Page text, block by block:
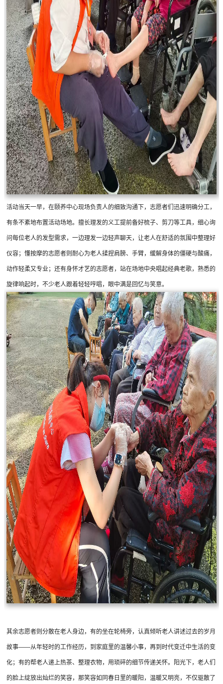
活动当天一早，在颐养中心现场负责人的细致沟通下，志愿者们迅速明确分工，
有条不紊地布置活动场地。擅长理发的义工提前备好梳子、剪刀等工具，细心询
问每位老人的发型需求，一边理发一边轻声聊天，让老人在舒适的氛围中整理好
仪容；懂按摩的志愿者则耐心为老人揉捏肩膀、手臂，缓解身体的僵硬与酸痛，
动作轻柔又专业；还有身怀才艺的志愿者，站在场地中央唱起经典老歌，熟悉的
旋律响起时，不少老人跟着轻轻哼唱，眼中满是回忆与笑意。
其余志愿者则分散在老人身边，有的坐在轮椅旁，认真倾听老人讲述过去的岁月
故事——从年轻时的工作经历，到家庭里的温馨小事，再到时代变迁中生活的变
化；有的帮老人递上热茶、整理衣物，用琐碎的细节传递关怀。阳光下，老人们
的脸上绽放出灿烂的笑容，那笑容如同春日里的暖阳，温暖又明亮，不仅驱散了